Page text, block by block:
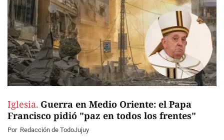
Iglesia. Guerra en Medio Oriente: el Papa
Francisco pidió "paz en todos los frentes"
Por Redacción de TodoJujuy